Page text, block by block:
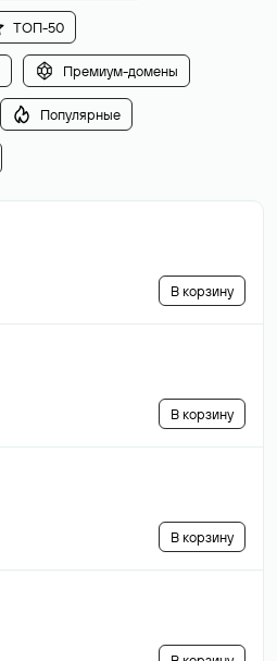
ТОП-50
Премиум-домены
Популярные
В корзину
В корзину
В корзину